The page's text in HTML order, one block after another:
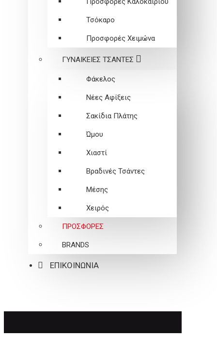
Τσόκαρο
Προσφορές Χειμώνα
ΓΥΝΑΙΚΕΙEΣ ΤΣΑΝΤΕΣ
Φάκελος
Νέες Αφίξεις
Σακίδια Πλάτης
Ώμου
Χιαστί
Βραδινές Τσάντες
Μέσης
Χειρός
ΠΡΟΣΦΟΡΕΣ
BRANDS
ΕΠΙΚΟΙΝΩΝΙΑ